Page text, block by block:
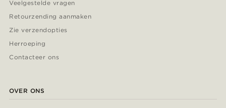
Veelgestelde vragen
Retourzending aanmaken
Zie verzendopties
Herroeping
Contacteer ons
OVER ONS